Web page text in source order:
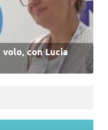
con Lucia